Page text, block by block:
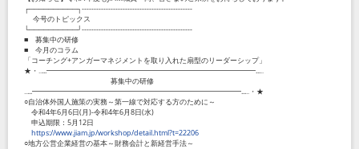
┌──────────┐----------------------------------------------
今号のトピックス
└──────────┘----------------------------------------------
■ 募集中の研修
■ 今月のコラム
「コーチング+アンガーマネジメントを取り入れた扇型のリーダーシップ」
★・‥...━━━━━━━━━━━━━━━━━━━━━━━━━━━━━...‥
募集中の研修
‥...━━━━━━━━━━━━━━━━━━━━━━━━━━━━━...‥・★
○自治体外国人施策の実務～第一線で対応する方のために～
令和4年6月6日(月)-令和4年6月8日(水)
申込期限：5月12日
https://www.jiam.jp/workshop/detail.html?t=22206
○地方公営企業経営の基本～財務会計と新経営手法～